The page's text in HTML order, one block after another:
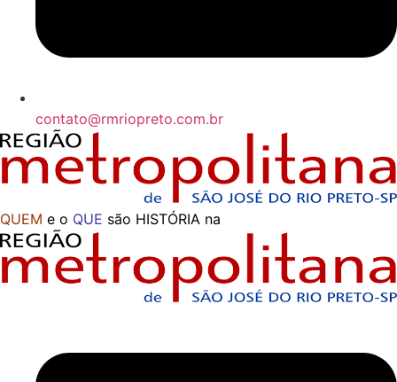
contato@rmriopreto.com.br
QUEM e o QUE são HISTÓRIA na